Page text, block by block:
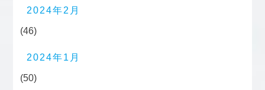
2024年2月
(46)
2024年1月
(50)